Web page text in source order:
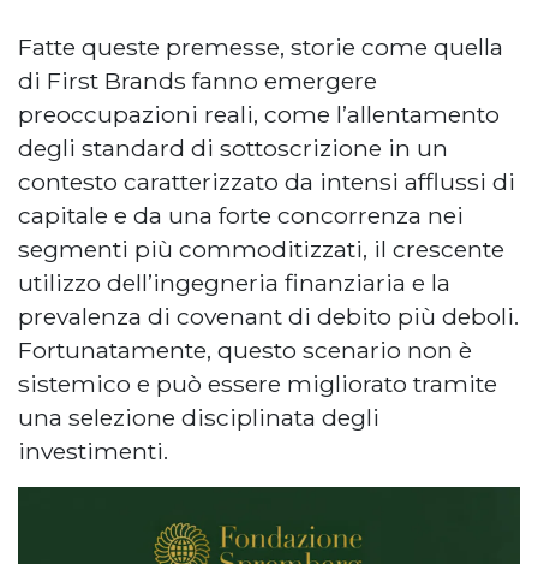
Fatte queste premesse, storie come quella
di First Brands fanno emergere
preoccupazioni reali, come l’allentamento
degli standard di sottoscrizione in un
contesto caratterizzato da intensi afflussi di
capitale e da una forte concorrenza nei
segmenti più commoditizzati, il crescente
utilizzo dell’ingegneria finanziaria e la
prevalenza di covenant di debito più deboli.
Fortunatamente, questo scenario non è
sistemico e può essere migliorato tramite
una selezione disciplinata degli
investimenti.